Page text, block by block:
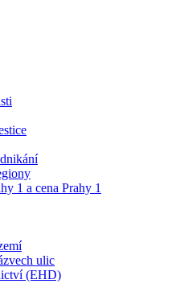
1 a cena Prahy 1
ulic
(EHD)